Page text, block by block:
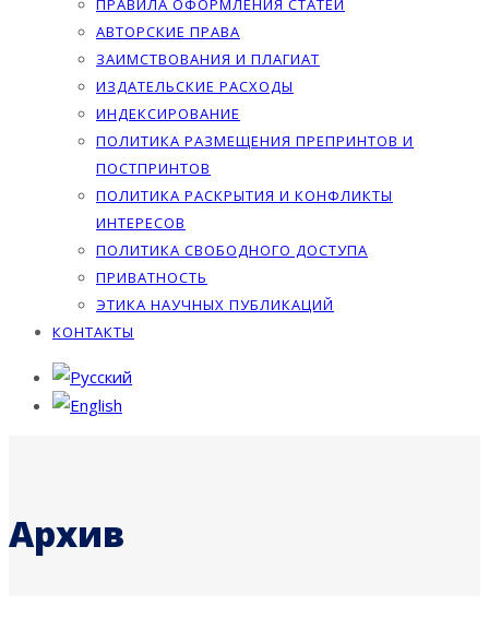
ПРАВИЛА ОФОРМЛЕНИЯ СТАТЕЙ
АВТОРСКИЕ ПРАВА
ЗАИМСТВОВАНИЯ И ПЛАГИАТ
ИЗДАТЕЛЬСКИЕ РАСХОДЫ
ИНДЕКСИРОВАНИЕ
ПОЛИТИКА РАЗМЕЩЕНИЯ ПРЕПРИНТОВ И
ПОСТПРИНТОВ
ПОЛИТИКА РАСКРЫТИЯ И КОНФЛИКТЫ
ИНТЕРЕСОВ
ПОЛИТИКА СВОБОДНОГО ДОСТУПА
ПРИВАТНОСТЬ
ЭТИКА НАУЧНЫХ ПУБЛИКАЦИЙ
КОНТАКТЫ
Архив